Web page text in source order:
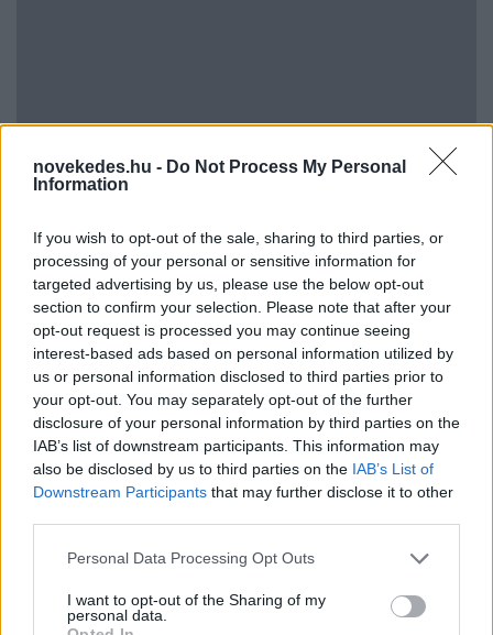
novekedes.hu - Do Not Process My Personal
Information
If you wish to opt-out of the sale, sharing to third parties, or
processing of your personal or sensitive information for
targeted advertising by us, please use the below opt-out
section to confirm your selection. Please note that after your
opt-out request is processed you may continue seeing
interest-based ads based on personal information utilized by
us or personal information disclosed to third parties prior to
your opt-out. You may separately opt-out of the further
disclosure of your personal information by third parties on the
IAB’s list of downstream participants. This information may
also be disclosed by us to third parties on the IAB’s List of
Downstream Participants that may further disclose it to other
Please note that this website/app uses one or more Google
not limited to your visit or usage behaviour. You may click to
grant or deny consent to Google and its third-party tags to
Personal Data Processing Opt Outs
I want to opt-out of the Sharing of my
personal data.
állam
Vagyonvisszaszerzés: amikor a pénz